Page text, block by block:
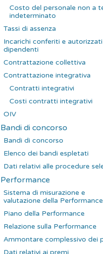
Costo del personale non a
indeterminato
Tassi di assenza
Incarichi conferiti e autorizzati
dipendenti
Contrattazione collettiva
Contrattazione integrativa
Contratti integrativi
Costi contratti integrativi
OIV
Bandi di concorso
Bandi di concorso
Elenco dei bandi espletati
Dati relativi alle procedure
Performance
Sistema di misurazione e
valutazione della Performance
Piano della Performance
Relazione sulla Performance
Ammontare complessivo dei